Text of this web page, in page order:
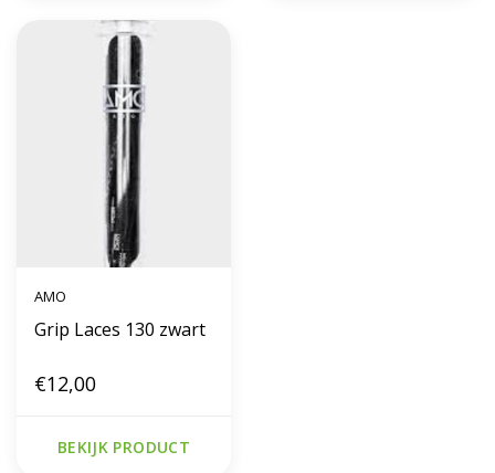
AMO
Grip Laces 130 zwart
€12,00
BEKIJK PRODUCT